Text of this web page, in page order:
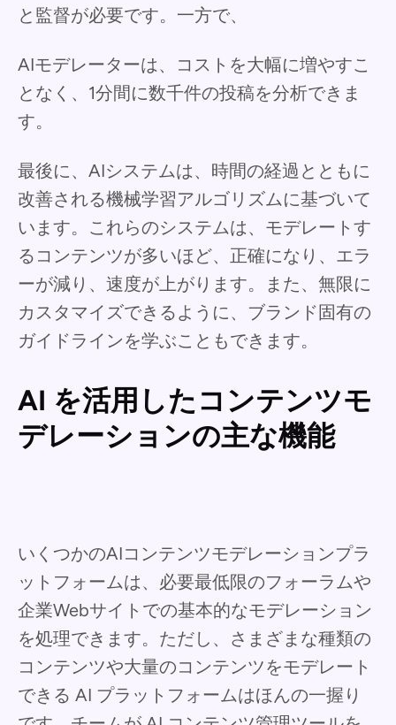
と監督が必要です。一方で、
AIモデレーターは、コストを大幅に増やすこ
となく、1分間に数千件の投稿を分析できま
す。
最後に、AIシステムは、時間の経過とともに
改善される機械学習アルゴリズムに基づいて
います。これらのシステムは、モデレートす
るコンテンツが多いほど、正確になり、エラ
ーが減り、速度が上がります。また、無限に
カスタマイズできるように、ブランド固有の
ガイドラインを学ぶこともできます。
AI を活用したコンテンツモ
デレーションの主な機能
いくつかのAIコンテンツモデレーションプラ
ットフォームは、必要最低限のフォーラムや
企業Webサイトでの基本的なモデレーション
を処理できます。ただし、さまざまな種類の
コンテンツや大量のコンテンツをモデレート
できる AI プラットフォームはほんの一握り